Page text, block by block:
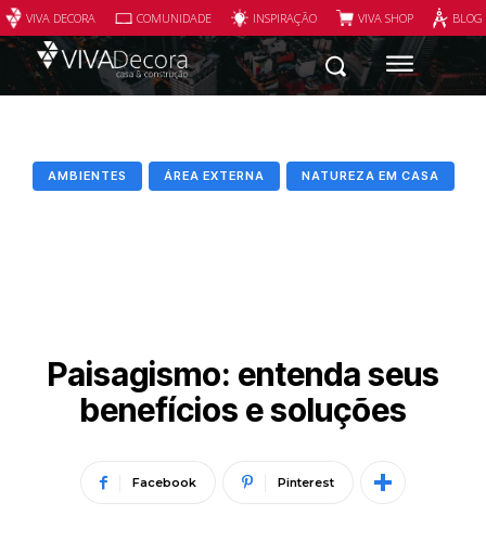
VIVA DECORA COMUNIDADE INSPIRAÇÃO VIVA SHOP
AMBIENTES ÁREA EXTERNA NATUREZA EM CASA
Paisagismo: entenda seus
benefícios e soluções
Facebook Pinterest